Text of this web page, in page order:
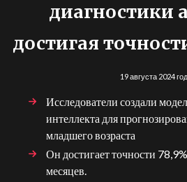
диагностики
достигая
19 августа 2024
Исследователи создали
интеллекта для
младшего возраста
Он достигает точности
месяцев.